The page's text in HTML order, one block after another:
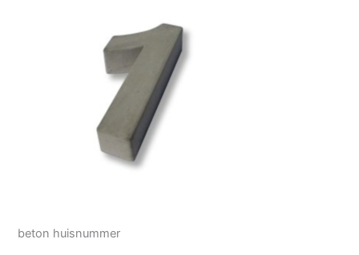
beton huisnummer